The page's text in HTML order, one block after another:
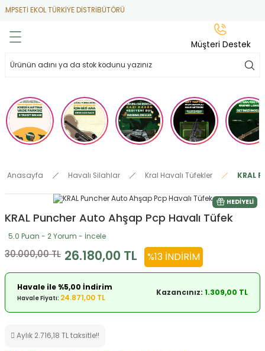
EKOL TÜRKİYE DİSTRİBÜTÖRÜ
Geri Dön
Mermisi
Geri Dön
Geri Dön
Geri Dön
Tabure
Geri Dön
Anasayfa Havalı Silahlar Kral Havalı Tüfekler KRAL
HEDIYELI
KRAL Puncher Auto Ahşap Pcp Havalı Tüfek
5.0 Puan - 2 Yorum - İncele
30.000,00 TL 26.180,00 TL %13 İNDIRIM
Havale ile %5,00 İndirim
Havale Fiyatı: 24.871,00 TL
Kazancınız: 1.309,00 TL
Aylık 2.716,18 TL taksitle!!